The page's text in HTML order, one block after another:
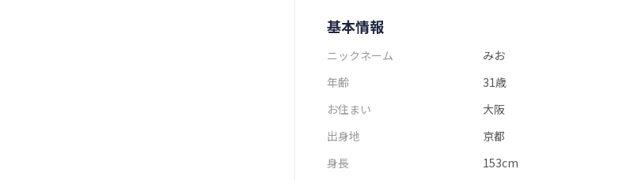
基本情報
ニックネーム
みお
年齢
31歳
お住まい
大阪
出身地
京都
身長
153cm